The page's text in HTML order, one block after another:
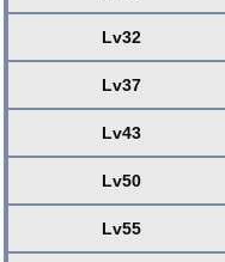
Lv32
Lv37
Lv43
Lv50
Lv55